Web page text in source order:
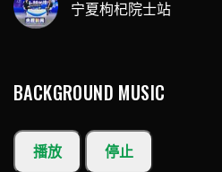
宁夏枸杞院士站
BACKGROUND MUSIC
播放 停止